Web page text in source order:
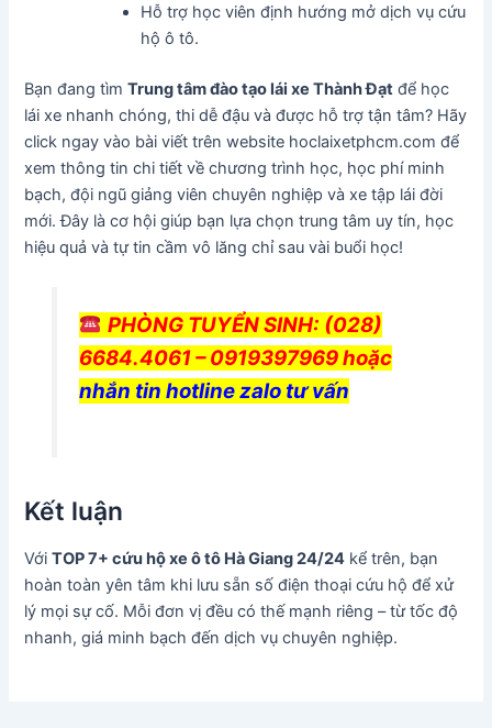
Hỗ trợ học viên định hướng mở dịch vụ cứu
hộ ô tô.
Bạn đang tìmTrung tâm đào tạo lái xe Thành Đạt để học
lái xe nhanh chóng, thi dễ đậu và được hỗ trợ tận tâm? Hãy
click ngay vào bài viết trên website hoclaixetphcm.com để
xem thông tin chi tiết về chương trình học, học phí minh
bạch, đội ngũ giảng viên chuyên nghiệp và xe tập lái đời
mới. Đây là cơ hội giúp bạn lựa chọn trung tâm uy tín, học
hiệu quả và tự tin cầm vô lăng chỉ sau vài buổi học!
PHÒNG TUYỂN SINH: (028)
6684.4061 – 0919397969 hoặc
nhắn tin hotline zalo tư vấn
Kết luận
VớiTOP 7+ cứu hộ xe ô tô Hà Giang 24/24 kể trên, bạn
hoàn toàn yên tâm khi lưu sẵn số điện thoại cứu hộ để xử
lý mọi sự cố. Mỗi đơn vị đều có thế mạnh riêng – từ tốc độ
nhanh, giá minh bạch đến dịch vụ chuyên nghiệp.